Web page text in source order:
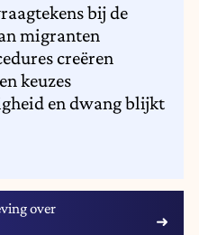
bij de
migranten
creëren
keuzes
en dwang blijkt
over